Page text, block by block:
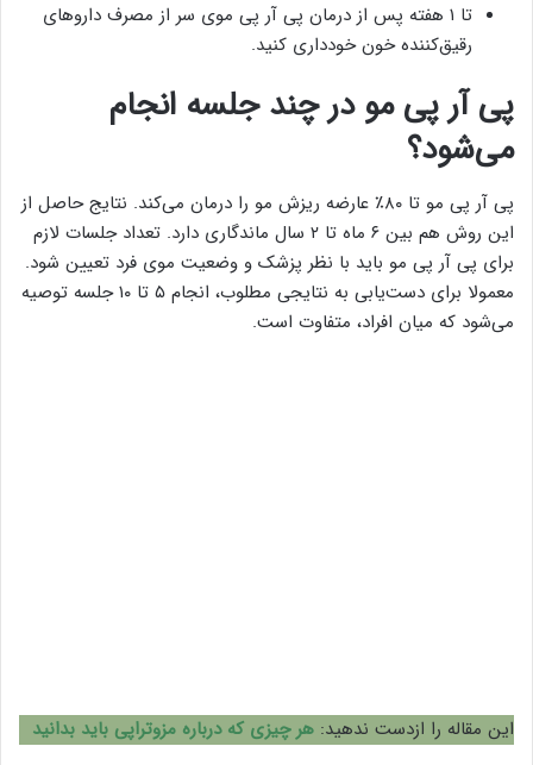
تا ۱ هفته پس از درمان پی آر پی موی سر از مصرف داروهای
رقیق‌کننده خون خودداری کنید.
پی آر پی مو در چند جلسه انجام
می‌شود؟
پی آر پی مو تا ۸۰٪ عارضه ریزش مو را درمان می‌کند. نتایج حاصل از
این روش هم بین ۶ ماه تا ۲ سال ماندگاری دارد. تعداد جلسات لازم
برای پی آر پی مو باید با نظر پزشک و وضعیت موی فرد تعیین شود.
معمولا برای دست‌یابی به نتایجی مطلوب، انجام ۵ تا ۱۰ جلسه توصیه
می‌شود که میان افراد، متفاوت است.
این مقاله را ازدست ندهید: هر چیزی که درباره مزوتراپی باید بدانید